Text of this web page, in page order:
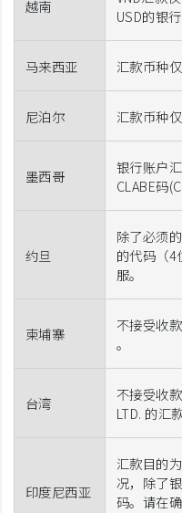
越南
USD的银
马来西亚 汇款币种
尼泊尔 汇款币种
墨西哥
银行账户
CLABE码
约旦
除了必须
的代码（4
服。
柬埔寨
不接受收
。
台湾
不接受收
LTD. 的汇款
印度尼西亚
汇款目的
况，除了
码。请在